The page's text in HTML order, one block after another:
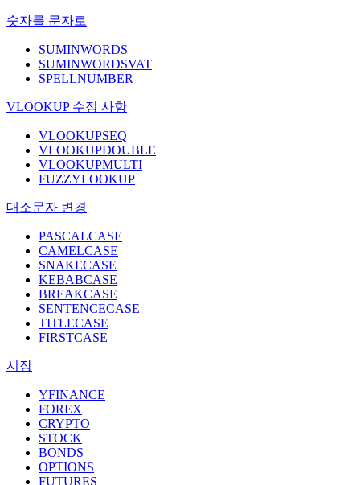
숫자를 문자로
SUMINWORDS
SUMINWORDSVAT
SPELLNUMBER
VLOOKUP 수정 사항
VLOOKUPSEQ
VLOOKUPDOUBLE
VLOOKUPMULTI
FUZZYLOOKUP
대소문자 변경
PASCALCASE
CAMELCASE
SNAKECASE
KEBABCASE
BREAKCASE
SENTENCECASE
TITLECASE
FIRSTCASE
시장
YFINANCE
FOREX
CRYPTO
STOCK
BONDS
OPTIONS
FUTURES